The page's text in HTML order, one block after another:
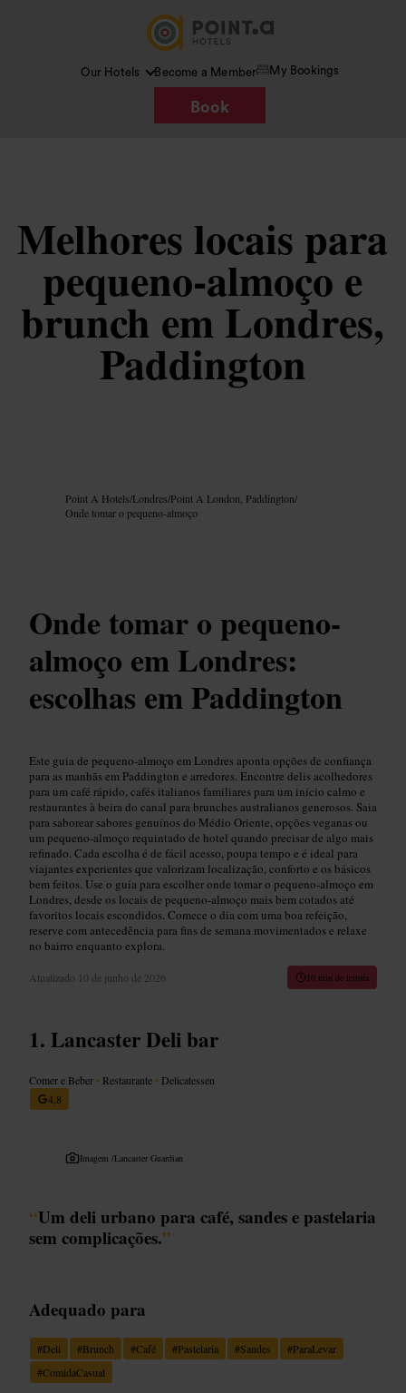
Our Hotels Become a Member My Bookings
Book
Melhores locais para
pequeno-almoço e
brunch em Londres,
Paddington
Point A Hotels/Londres/Point A London, Paddington/
Onde tomar o pequeno-almoço
Onde tomar o pequeno-
almoço em Londres:
escolhas em Paddington
Este guia de pequeno-almoço em Londres aponta opções de confiança
para as manhãs em Paddington e arredores. Encontre delis acolhedores
para um café rápido, cafés italianos familiares para um início calmo e
restaurantes à beira do canal para brunches australianos generosos. Saia
para saborear sabores genuínos do Médio Oriente, opções veganas ou
um pequeno-almoço requintado de hotel quando precisar de algo mais
refinado. Cada escolha é de fácil acesso, poupa tempo e é ideal para
viajantes experientes que valorizam localização, conforto e os básicos
bem feitos. Use o guia para escolher onde tomar o pequeno-almoço em
Londres, desde os locais de pequeno-almoço mais bem cotados até
favoritos locais escondidos. Comece o dia com uma boa refeição,
reserve com antecedência para fins de semana movimentados e relaxe
no bairro enquanto explora.
Atualizado 10 de junho de 2026 10 min de leitura
Lancaster Deli bar
Comer e Beber • Restaurante • Delicatessen
4,8
Imagem /Lancaster Guardian
“Um deli urbano para café, sandes e pastelaria
sem complicações.”
Adequado para
#Deli #Brunch #Café #Pastelaria #Sandes #ParaLevar
#ComidaCasual